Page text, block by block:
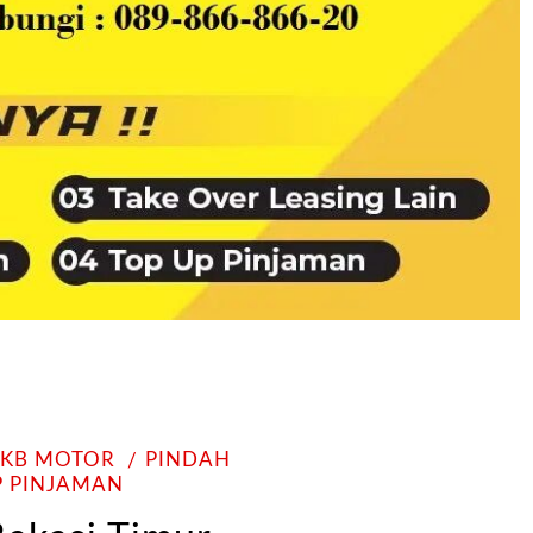
MOTOR
PINDAH
PINJAMAN